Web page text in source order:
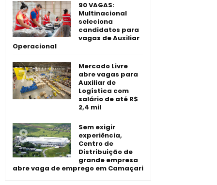
90 VAGAS:
Multinacional
seleciona
candidatos para
vagas de Auxiliar
Operacional
Mercado Livre
abre vagas para
Auxiliar de
Logística com
salário de até R$
2,4 mil
Sem exigir
experiência,
Centro de
Distribuição de
grande empresa
abre vaga de emprego em Camaçari